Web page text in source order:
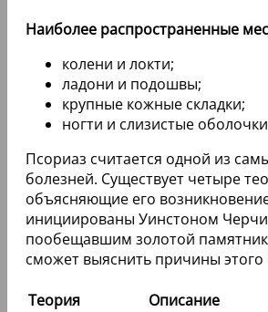
Наиболее распространенные
колени и локти;
ладони и подошвы;
крупные кожные складки;
ногти и слизистые
Псориаз считается одной из
болезней. Существует четыре
объясняющие его
инициированы Уинстоном
пообещавшим золотой
сможет выяснить причины этого
Теория Описание